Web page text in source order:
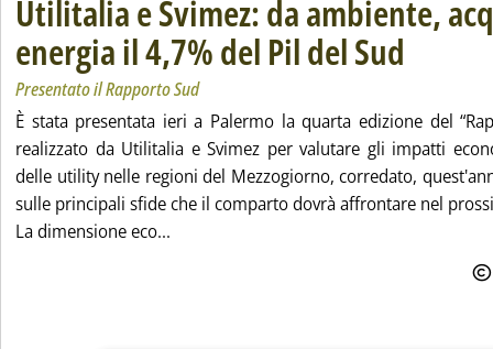
Utilitalia e Svimez: da ambiente,
energia il 4,7% del Pil del Sud
Presentato il Rapporto Sud
È stata presentata ieri a Palermo la quarta edizione del
realizzato da Utilitalia e Svimez per valutare gli impatti
delle utility nelle regioni del Mezzogiorno, corredato,
sulle principali sfide che il comparto dovrà affrontare nel
La dimensione eco...